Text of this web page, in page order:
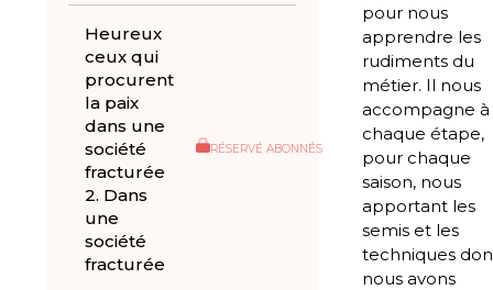
Heureux
ceux qui
procurent
la paix
dans une
société
fracturée
2. Dans
une
société
fracturée
RÉSERVÉ ABONNÉS
pour nous
apprendre les
rudiments du
métier. Il nous
accompagne à
chaque étape,
pour chaque
saison, nous
apportant les
semis et les
techniques
nous avons